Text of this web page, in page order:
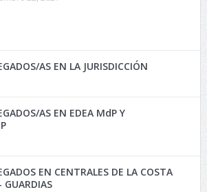
AS EN LA JURISDICCIÓN
AS EN EDEA MdP Y
EN CENTRALES DE LA COSTA